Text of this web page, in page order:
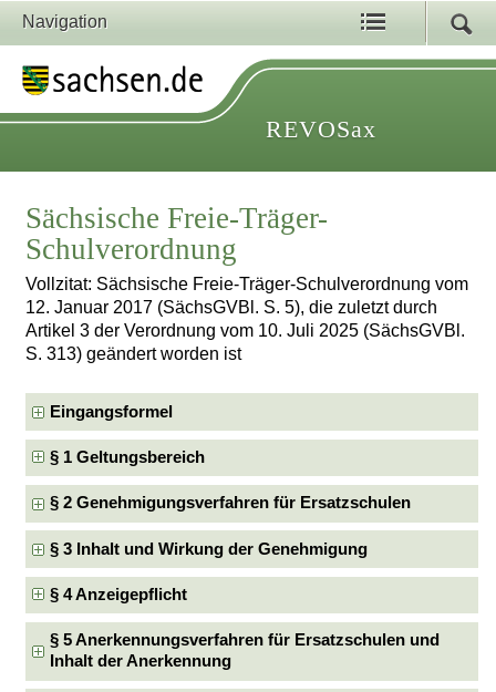
Navigation
REVOSax
Sächsische Freie-Träger-
Schulverordnung
Vollzitat: Sächsische Freie-Träger-Schulverordnung vom
12. Januar 2017 (SächsGVBl. S. 5), die zuletzt durch
Artikel 3 der Verordnung vom 10. Juli 2025 (SächsGVBl.
S. 313) geändert worden ist
Eingangsformel
§ 1 Geltungsbereich
§ 2 Genehmigungsverfahren für Ersatzschulen
§ 3 Inhalt und Wirkung der Genehmigung
§ 4 Anzeigepflicht
§ 5 Anerkennungsverfahren für Ersatzschulen und
Inhalt der Anerkennung